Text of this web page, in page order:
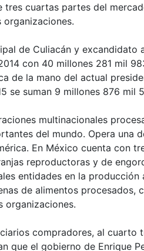
tres cuartas partes del
organizaciones.
de Culiacán y excandidato
con 40 millones 281 mil
de la mano del actual
se suman 9 millones 876 mil
multinacionales
del mundo. Opera una
En México cuenta con
reproductoras y de
entidades en la producción
de alimentos procesados,
organizaciones.
compradores, al cuarto
que el gobierno de Enrique